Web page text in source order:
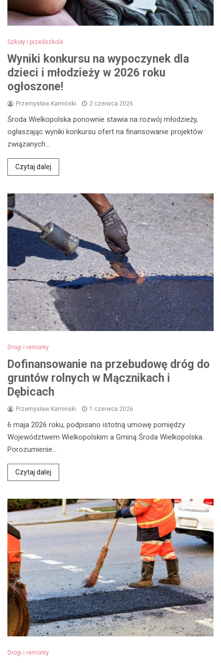
Szkoły i przedszkola
Wyniki konkursu na wypoczynek dla
dzieci i młodzieży w 2026 roku
ogłoszone!
Przemysław Kamiński 2 czerwca 2026
Środa Wielkopolska ponownie stawia na rozwój młodzieży,
ogłaszając wyniki konkursu ofert na finansowanie projektów
związanych…
Czytaj dalej
Drogi i remonty
Dofinansowanie na przebudowę dróg do
gruntów rolnych w Mącznikach i
Dębicach
Przemysław Kamiński 1 czerwca 2026
6 maja 2026 roku, podpisano istotną umowę pomiędzy
Województwem Wielkopolskim a Gminą Środa Wielkopolska.
Porozumienie…
Czytaj dalej
Drogi i remonty